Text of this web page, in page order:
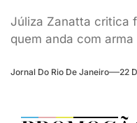
Júliza Zanatta critica
quem anda com
Jornal Do Rio De Janeiro 22